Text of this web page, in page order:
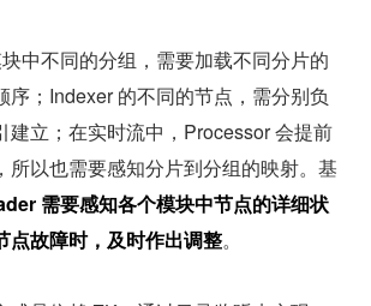
中不同的分组，需要加载不同分片的
序；Indexer 的不同的节点，需分别负
建立；在实时流中，Processor 会提前
所以也需要感知分片到分组的映射。基
需要感知各个模块中节点的详细状
点故障时，及时作出调整。